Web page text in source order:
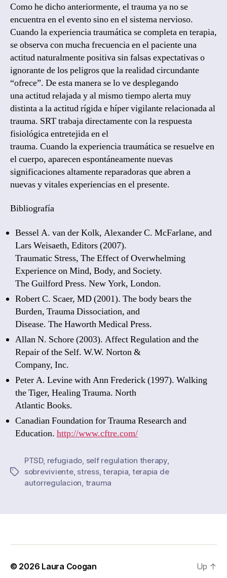
Como he dicho anteriormente, el trauma ya no se
encuentra en el evento sino en el sistema nervioso.
Cuando la experiencia traumática se completa en terapia,
se observa con mucha frecuencia en el paciente una
actitud naturalmente positiva sin falsas expectativas o
ignorante de los peligros que la realidad circundante
“ofrece”. De esta manera se lo ve desplegando
una actitud relajada y al mismo tiempo alerta muy
distinta a la actitud rígida e híper vigilante relacionada al
trauma. SRT trabaja directamente con la respuesta
fisiológica entretejida en el
trauma. Cuando la experiencia traumática se resuelve en
el cuerpo, aparecen espontáneamente nuevas
significaciones altamente reparadoras que abren a
nuevas y vitales experiencias en el presente.
Bibliografía
Bessel A. van der Kolk, Alexander C. McFarlane, and
Lars Weisaeth, Editors (2007).
Traumatic Stress, The Effect of Overwhelming
Experience on Mind, Body, and Society.
The Guilford Press. New York, London.
Robert C. Scaer, MD (2001). The body bears the
Burden, Trauma Dissociation, and
Disease. The Haworth Medical Press.
Allan N. Schore (2003). Affect Regulation and the
Repair of the Self. W.W. Norton &
Company, Inc.
Peter A. Levine with Ann Frederick (1997). Walking
the Tiger, Healing Trauma. North
Atlantic Books.
Canadian Foundation for Trauma Research and
Education. http://www.cftre.com/
Tags
PTSD, refugiado self regulation therapy,
sobreviviente, stress,terapia terapia de
autorregulacion trauma
© 2026 Laura Coogan Up ↑